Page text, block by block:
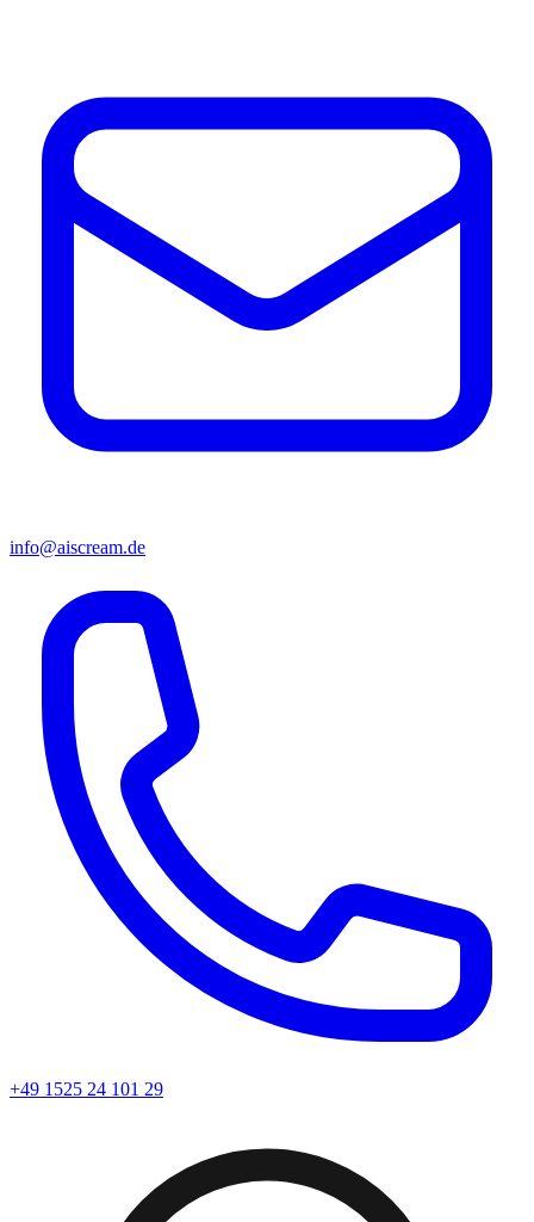
info@aiscream.de
+49 1525 24 101 29